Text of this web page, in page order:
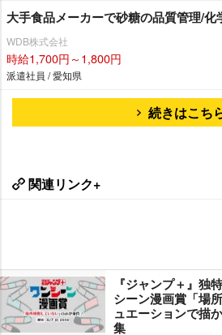
大手食品メーカーで砂糖の品質管理/化
WDB株式会社
時給1,700円～1,800円
派遣社員 / 愛知県
続きはこち
関連リンク+
『ジャンプ＋』
シーン漫画賞「場
ュエーションで描
集